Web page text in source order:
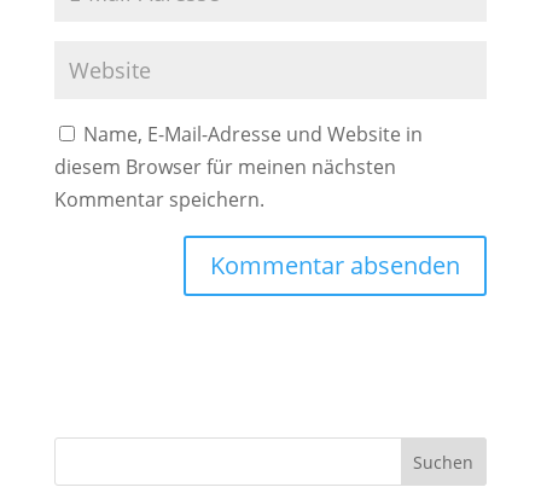
Name, E-Mail-Adresse und Website in
diesem Browser für meinen nächsten
Kommentar speichern.
Suchen